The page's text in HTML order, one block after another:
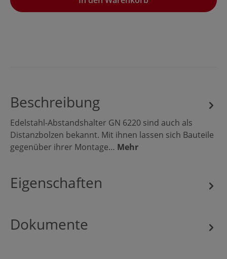
Beschreibung
Edelstahl-Abstandshalter GN 6220 sind auch als
Distanzbolzen bekannt. Mit ihnen lassen sich Bauteile
gegenüber ihrer Montage… Mehr
Eigenschaften
Dokumente